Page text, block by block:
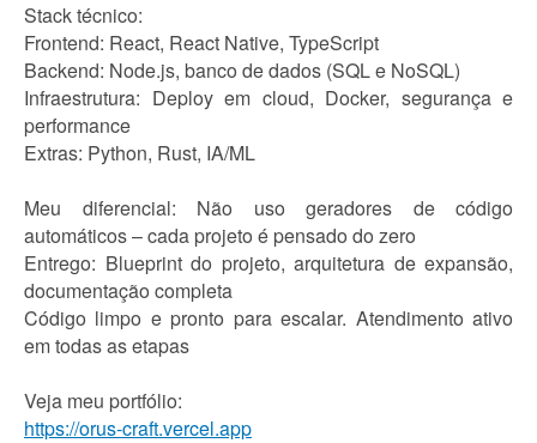
Stack técnico:
Frontend: React, React Native, TypeScript
Backend: Node.js, banco de dados (SQL e NoSQL)
Infraestrutura: Deploy em cloud, Docker, segurança e
performance
Extras: Python, Rust, IA/ML
Meu diferencial: Não uso geradores de código
automáticos – cada projeto é pensado do zero
Entrego: Blueprint do projeto, arquitetura de expansão,
documentação completa
Código limpo e pronto para escalar. Atendimento ativo
em todas as etapas
Veja meu portfólio:
https://orus-craft.vercel.app